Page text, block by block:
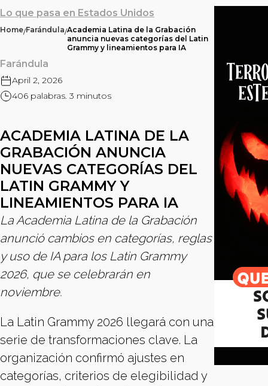
Lo que pasa en Estados Unidos
Home/Farándula/Academia Latina de la Grabación
anuncia nuevas categorías del Latin
Grammy y lineamientos para IA
Farándula
April 2, 2026
406 palabras. 3 minutos
ACADEMIA LATINA DE LA
GRABACIÓN ANUNCIA
NUEVAS CATEGORÍAS DEL
LATIN GRAMMY Y
LINEAMIENTOS PARA IA
La Academia Latina de la Grabación
anunció cambios en categorías, reglas
y uso de IA para los Latin Grammy
2026, que se celebrarán en
noviembre.
La Latin Grammy 2026 llegará con una
serie de transformaciones clave. La
organización confirmó ajustes en
categorías, criterios de elegibilidad y